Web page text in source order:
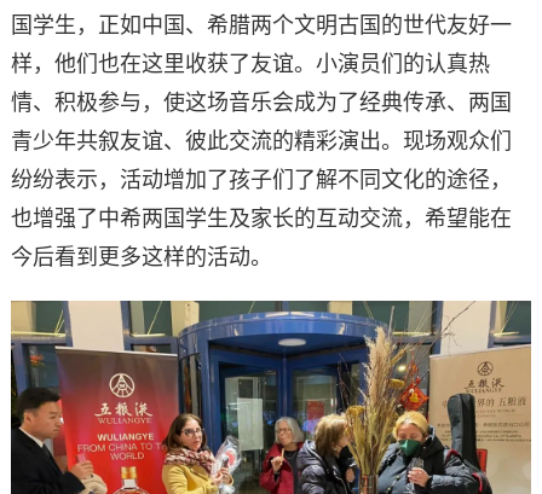
国学生，正如中国、希腊两个文明古国的世代友好一
样，他们也在这里收获了友谊。小演员们的认真热
情、积极参与，使这场音乐会成为了经典传承、两国
青少年共叙友谊、彼此交流的精彩演出。现场观众们
纷纷表示，活动增加了孩子们了解不同文化的途径，
也增强了中希两国学生及家长的互动交流，希望能在
今后看到更多这样的活动。